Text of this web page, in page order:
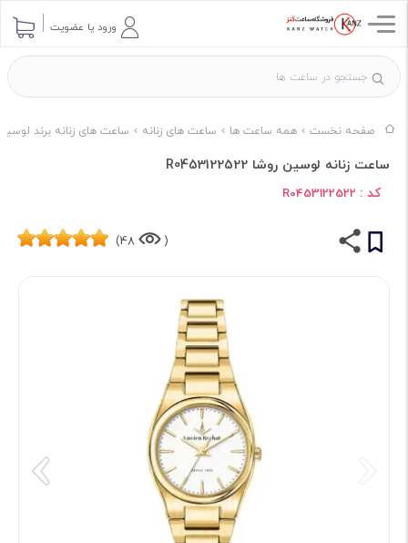
ورود یا عضویت
صفحه نخست همه ساعت ها ساعت های زنانه ساعت های زنانه برند
ساعت زنانه لوسین روشا R0453122522
کد : R0453122522
(
48)